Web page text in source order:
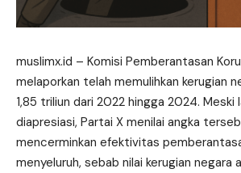
muslimx.id – Komisi Pemberantasan
melaporkan telah memulihkan kerugian
1,85 triliun dari 2022 hingga 2024. Meski
diapresiasi, Partai X menilai angka
mencerminkan efektivitas
menyeluruh, sebab nilai kerugian negara